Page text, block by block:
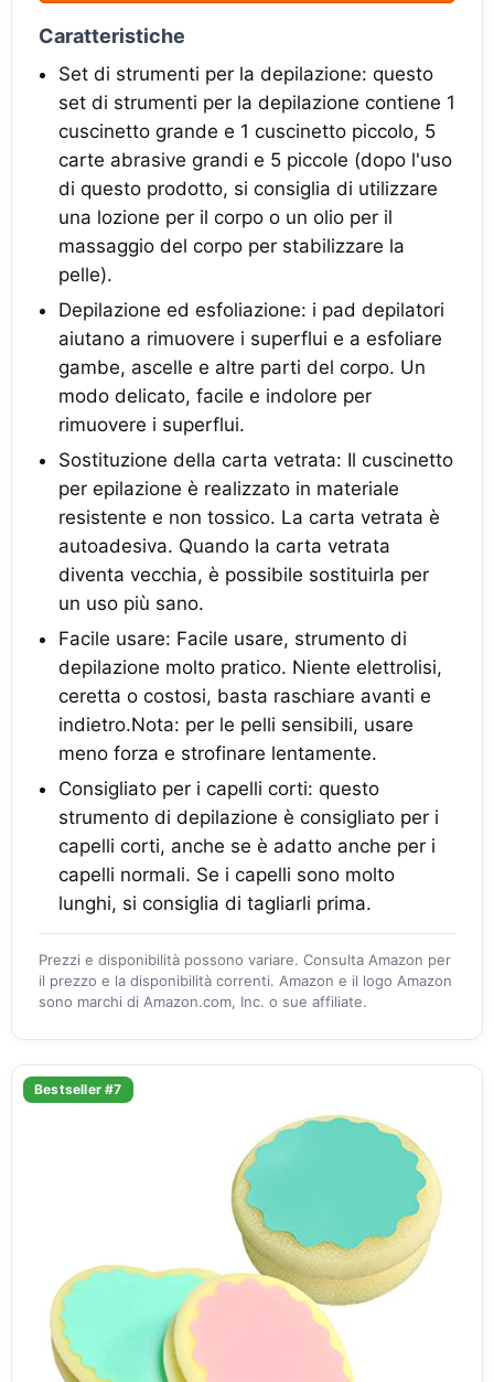
Caratteristiche
Set di strumenti per la depilazione: questo
set di strumenti per la depilazione contiene 1
cuscinetto grande e 1 cuscinetto piccolo, 5
carte abrasive grandi e 5 piccole (dopo l'uso
di questo prodotto, si consiglia di utilizzare
una lozione per il corpo o un olio per il
massaggio del corpo per stabilizzare la
pelle).
Depilazione ed esfoliazione: i pad depilatori
aiutano a rimuovere i superflui e a esfoliare
gambe, ascelle e altre parti del corpo. Un
modo delicato, facile e indolore per
rimuovere i superflui.
Sostituzione della carta vetrata: Il cuscinetto
per epilazione è realizzato in materiale
resistente e non tossico. La carta vetrata è
autoadesiva. Quando la carta vetrata
diventa vecchia, è possibile sostituirla per
un uso più sano.
Facile usare: Facile usare, strumento di
depilazione molto pratico. Niente elettrolisi,
ceretta o costosi, basta raschiare avanti e
indietro.Nota: per le pelli sensibili, usare
meno forza e strofinare lentamente.
Consigliato per i capelli corti: questo
strumento di depilazione è consigliato per i
capelli corti, anche se è adatto anche per i
capelli normali. Se i capelli sono molto
lunghi, si consiglia di tagliarli prima.
Prezzi e disponibilità possono variare. Consulta Amazon per
il prezzo e la disponibilità correnti. Amazon e il logo Amazon
sono marchi di Amazon.com, Inc. o sue affiliate.
Bestseller #7